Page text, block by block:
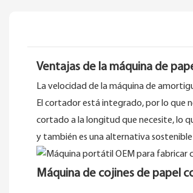
Ventajas de la máquina de
La velocidad de la máquina de
El cortador está integrado, por lo que
cortado a la longitud que necesite, lo
y también es una alternativa
Máquina de cojines de papel